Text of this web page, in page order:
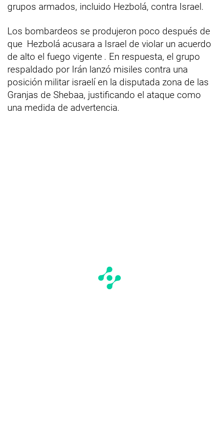
grupos armados, incluido Hezbolá, contra Israel.
Los bombardeos se produjeron poco después de
que Hezbolá acusara a Israel de violar un acuerdo
de alto el fuego vigente . En respuesta, el grupo
respaldado por Irán lanzó misiles contra una
posición militar israelí en la disputada zona de las
Granjas de Shebaa, justificando el ataque como
una medida de advertencia.